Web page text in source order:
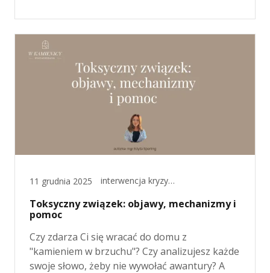
11 grudnia 2025 interwencja kryzysowa, psychoterapia
Toksyczny związek: objawy, mechanizmy i
pomoc
Czy zdarza Ci się wracać do domu z
"kamieniem w brzuchu"? Czy analizujesz każde
swoje słowo, żeby nie wywołać awantury? A